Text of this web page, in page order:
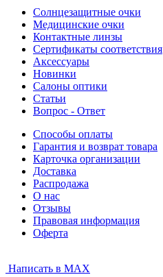
Солнцезащитные очки
Медицинские очки
Контактные линзы
Сертификаты соответствия
Аксессуары
Новинки
Салоны оптики
Статьи
Вопрос - Ответ
Способы оплаты
Гарантия и возврат товара
Карточка организации
Доставка
Распродажа
О нас
Отзывы
Правовая информация
Оферта
Написать в MAX